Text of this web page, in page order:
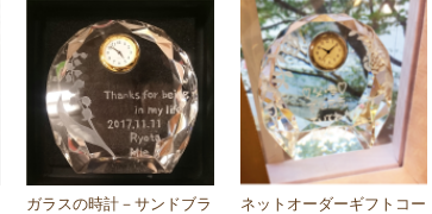
ガラスの時計－サンドブラ
ネットオーダーギフトコー